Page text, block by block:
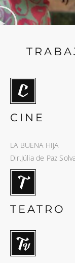
CINE
LA BUENA HIJA
Dir.Júlia de Paz
TEATRO